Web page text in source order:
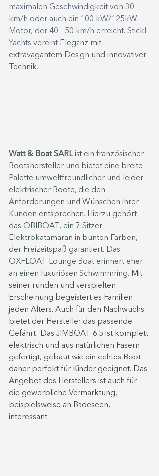
maximalen Geschwindigkeit von 30
km/h oder auch ein 100 kW/125kW
Motor, der 40 - 50 km/h erreicht. Stickl
Yachts vereint Eleganz mit
extravagantem Design und innovativer
Technik.
Watt & Boat SARL ist ein französischer
Bootshersteller und bietet eine breite
Palette umweltfreundlicher und leider
elektrischer Boote, die den
Anforderungen und Wünschen ihrer
Kunden entsprechen. Hierzu gehört
das OBIBOAT, ein 7-Sitzer-
Elektrokatamaran in bunten Farben,
der Freizeitspaß garantiert. Das
OXFLOAT Lounge Boat erinnert eher
an einen luxuriösen Schwimmring. Mit
seiner runden und verspielten
Erscheinung begeistert es Familien
jeden Alters. Auch für den Nachwuchs
bietet der Hersteller das passende
Gefährt: Das JIMBOAT 6.5 ist komplett
elektrisch und aus natürlichen Fasern
gefertigt, gebaut wie ein echtes Boot
daher perfekt für Kinder geeignet. Das
Angebot des Herstellers ist auch für
die gewerbliche Vermarktung,
beispielsweise an Badeseen,
interessant.